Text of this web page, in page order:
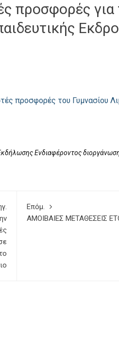
προσφορές για
προσφορές του Γυμνασίου
Ενδιαφέροντος
Επόμ.
ΑΜΟΙΒΑΙΕΣ ΜΕΤΑΘΕΣΕΙΣ